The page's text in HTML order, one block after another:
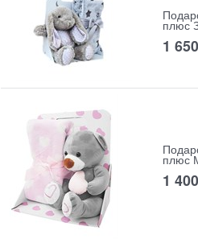
плюс
1 650
плюс
1 400